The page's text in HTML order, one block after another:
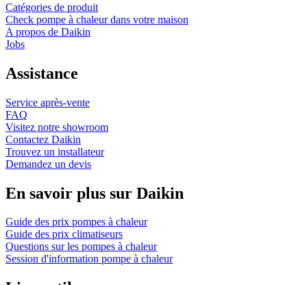
Catégories de produit
Check pompe à chaleur dans votre maison
A propos de Daikin
Jobs
Assistance
Service après-vente
FAQ
Visitez notre showroom
Contactez Daikin
Trouvez un installateur
Demandez un devis
En savoir plus sur Daikin
Guide des prix pompes à chaleur
Guide des prix climatiseurs
Questions sur les pompes à chaleur
Session d'information pompe à chaleur